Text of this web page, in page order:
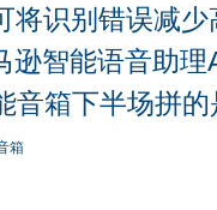
将识别错误减少
逊智能语音助
音箱下半场拼
箱